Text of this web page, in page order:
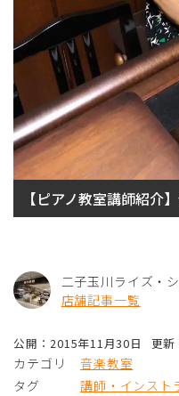
【ピアノ教室講師紹
二子玉川ライズ・
店舗記事一覧
公開：2015年11月30日 更
カテゴリ
音楽教室
タグ
講師・インスト